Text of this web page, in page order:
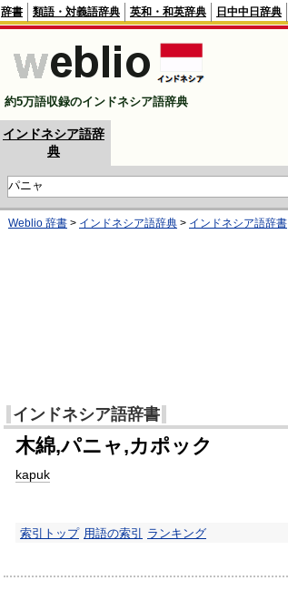
辞書 類語・対義語辞典 英和・和英辞典 日中中日辞典
約5万語収録のインドネシア語辞典
インドネシア語辞
典
Weblio 辞書 > インドネシア語辞典 > インドネシア語辞書
インドネシア語辞書
木綿,パニャ,カポック
kapuk
索引トップ 用語の索引 ランキング